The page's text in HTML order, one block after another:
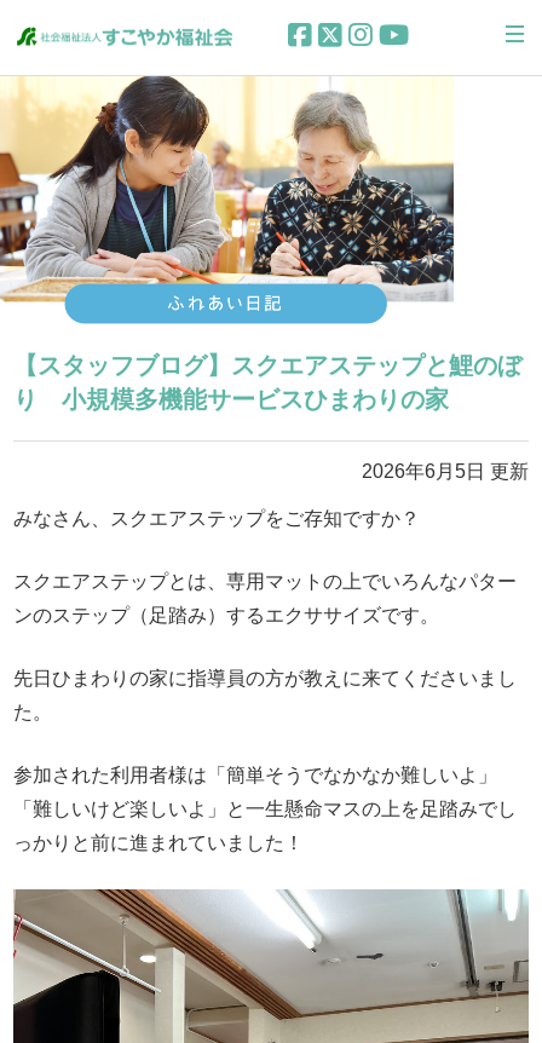
【スタッフブログ】スクエアステップと鯉のぼ
り 小規模多機能サービスひまわりの家
2026年6月5日 更新
みなさん、スクエアステップをご存知ですか？
スクエアステップとは、専用マットの上でいろんなパター
ンのステップ（足踏み）するエクササイズです。
先日ひまわりの家に指導員の方が教えに来てくださいまし
た。
参加された利用者様は「簡単そうでなかなか難しいよ」
「難しいけど楽しいよ」と一生懸命マスの上を足踏みでし
っかりと前に進まれていました！